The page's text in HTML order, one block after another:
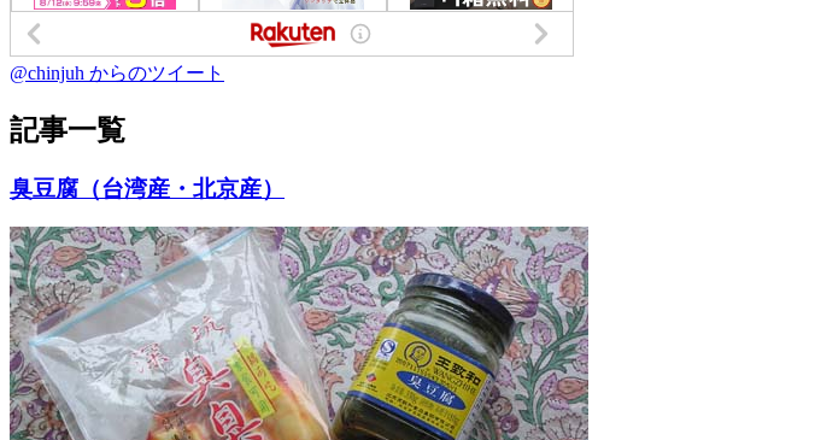
@chinjuh からのツイート
記事一覧
臭豆腐（台湾産・北京産）